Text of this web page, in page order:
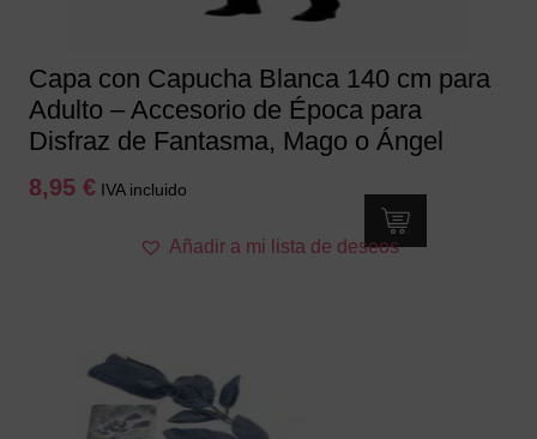
Capa con Capucha Blanca 140 cm para
Adulto – Accesorio de Época para
Disfraz de Fantasma, Mago o Ángel
8,95 € IVA incluido
Añadir a mi lista de deseos